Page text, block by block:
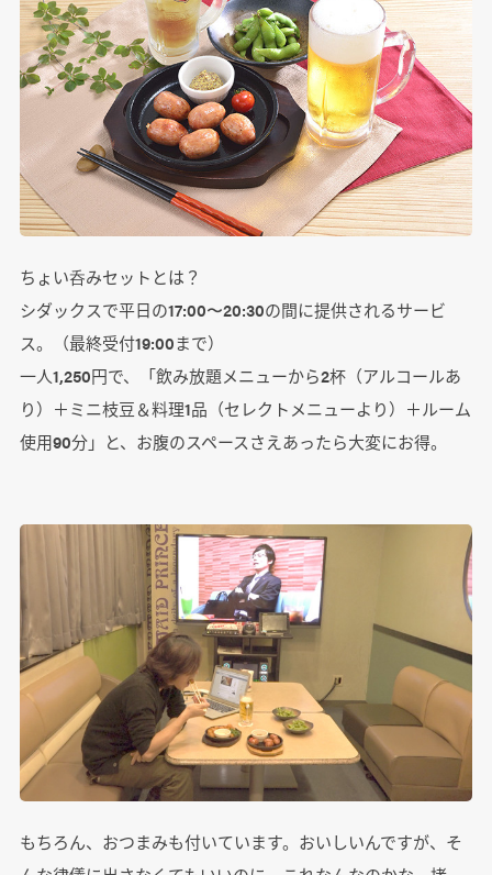
ちょい呑みセットとは？
シダックスで平日の17:00〜20:30の間に提供されるサービ
ス。（最終受付19:00まで）
一人1,250円で、「飲み放題メニューから2杯（アルコールあ
り）＋ミニ枝豆＆料理1品（セレクトメニューより）＋ルーム
使用90分」と、お腹のスペースさえあったら大変にお得。
もちろん、おつまみも付いています。おいしいんですが、そ